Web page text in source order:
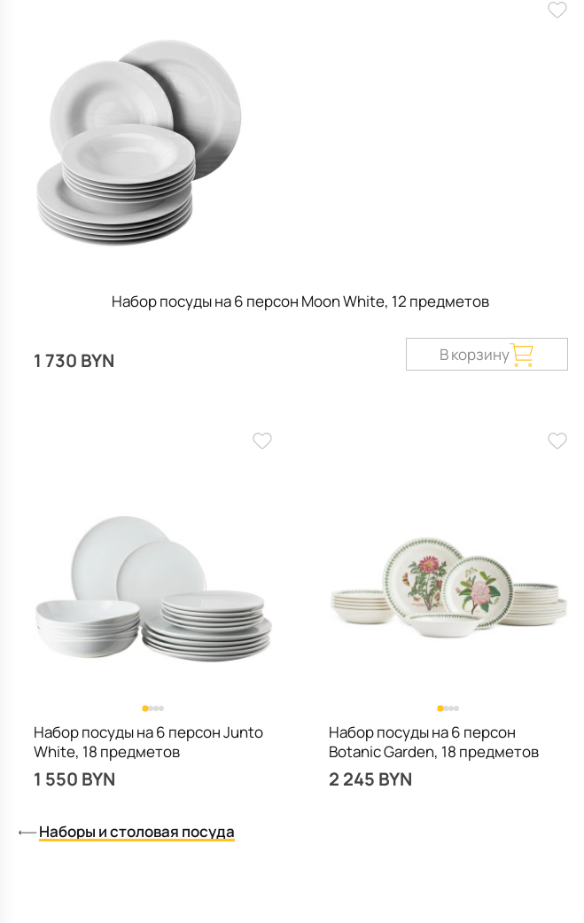
Набор посуды на 6 персон Moon White, 12 предметов
1 730 BYN В корзину
Набор посуды на 6 персон Junto
White, 18 предметов
1 550 BYN
Набор посуды на 6 персон
Botanic Garden, 18 предметов
2 245 BYN
Наборы и столовая посуда